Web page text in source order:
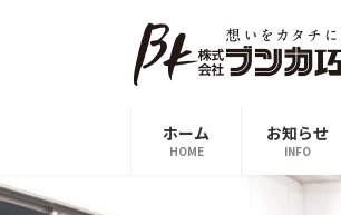
ス
キ
ン
に
ホーム
HOME
お知らせ
INFO